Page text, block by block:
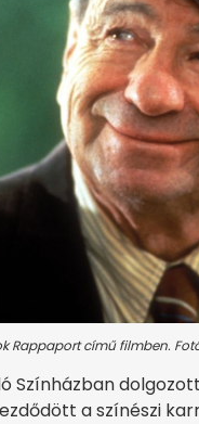
Rappaport című filmben.
Színházban
a színészi